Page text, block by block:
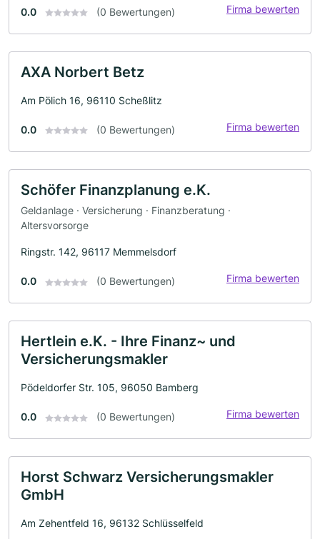
0.0 (0 Bewertungen) Firma bewerten
AXA Norbert Betz
Am Pölich 16, 96110 Scheßlitz
0.0 (0 Bewertungen) Firma bewerten
Schöfer Finanzplanung e.K.
Geldanlage · Versicherung · Finanzberatung ·
Altersvorsorge
Ringstr. 142, 96117 Memmelsdorf
0.0 (0 Bewertungen) Firma bewerten
Hertlein e.K. - Ihre Finanz~ und
Versicherungsmakler
Pödeldorfer Str. 105, 96050 Bamberg
0.0 (0 Bewertungen) Firma bewerten
Horst Schwarz Versicherungsmakler
GmbH
Am Zehentfeld 16, 96132 Schlüsselfeld